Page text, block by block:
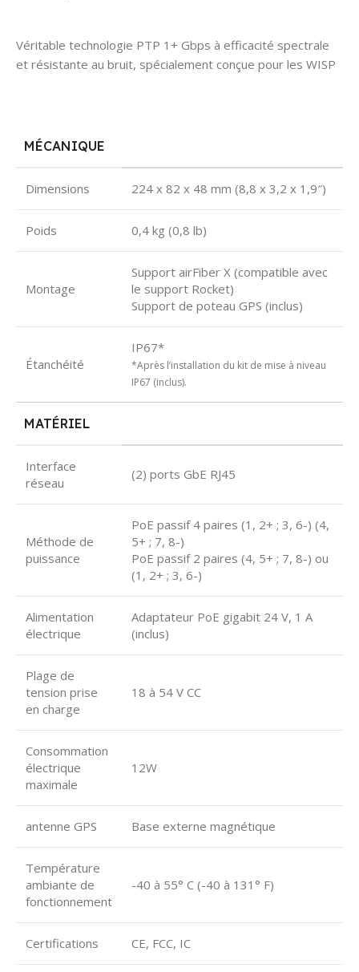
Véritable technologie PTP 1+ Gbps à efficacité spectrale
et résistante au bruit, spécialement conçue pour les WISP
MÉCANIQUE
Dimensions 224 x 82 x 48 mm (8,8 x 3,2 x 1,9″)
Poids 0,4 kg (0,8 lb)
Montage
Support airFiber X (compatible avec
le support Rocket)
Support de poteau GPS (inclus)
Étanchéité
IP67*
*Après l’installation du kit de mise à niveau
IP67 (inclus).
MATÉRIEL
Interface
réseau
(2) ports GbE RJ45
Méthode de
puissance
PoE passif 4 paires (1, 2+ ; 3, 6-) (4,
5+ ; 7, 8-)
PoE passif 2 paires (4, 5+ ; 7, 8-) ou
(1, 2+ ; 3, 6-)
Alimentation
électrique
Adaptateur PoE gigabit 24 V, 1 A
(inclus)
Plage de
tension prise
en charge
18 à 54 V CC
Consommation
électrique
maximale
12W
antenne GPS Base externe magnétique
Température
ambiante de
fonctionnement
-40 à 55° C (-40 à 131° F)
Certifications CE, FCC, IC